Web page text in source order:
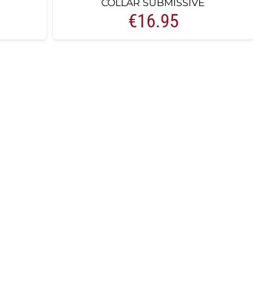
€16.95